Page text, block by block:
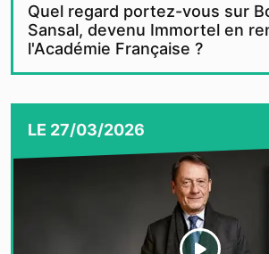
Quel regard portez-vous sur
Sansal, devenu Immortel en
l'Académie Française ?
LE 27/03/2026